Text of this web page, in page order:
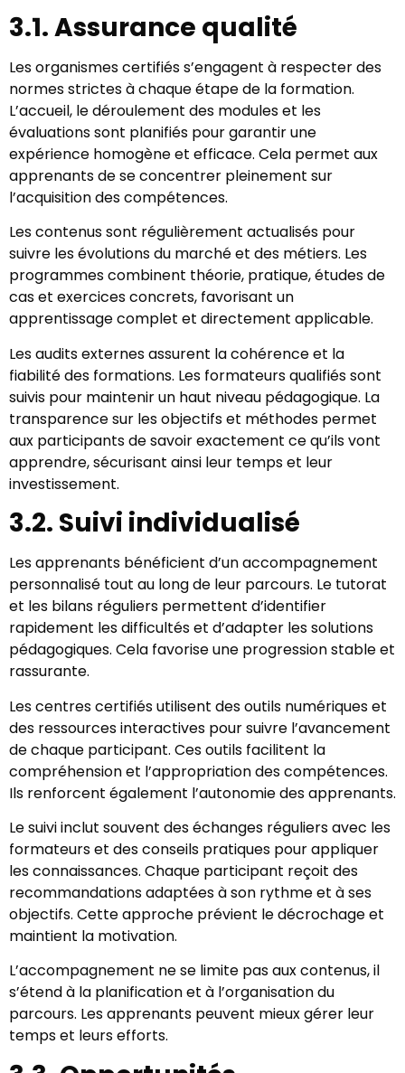
3.1. Assurance qualité
Les organismes certifiés s’engagent à respecter des
normes strictes à chaque étape de la formation.
L’accueil, le déroulement des modules et les
évaluations sont planifiés pour garantir une
expérience homogène et efficace. Cela permet aux
apprenants de se concentrer pleinement sur
l’acquisition des compétences.
Les contenus sont régulièrement actualisés pour
suivre les évolutions du marché et des métiers. Les
programmes combinent théorie, pratique, études de
cas et exercices concrets, favorisant un
apprentissage complet et directement applicable.
Les audits externes assurent la cohérence et la
fiabilité des formations. Les formateurs qualifiés sont
suivis pour maintenir un haut niveau pédagogique. La
transparence sur les objectifs et méthodes permet
aux participants de savoir exactement ce qu’ils vont
apprendre, sécurisant ainsi leur temps et leur
investissement.
3.2. Suivi individualisé
Les apprenants bénéficient d’un accompagnement
personnalisé tout au long de leur parcours. Le tutorat
et les bilans réguliers permettent d’identifier
rapidement les difficultés et d’adapter les solutions
pédagogiques. Cela favorise une progression stable et
rassurante.
Les centres certifiés utilisent des outils numériques et
des ressources interactives pour suivre l’avancement
de chaque participant. Ces outils facilitent la
compréhension et l’appropriation des compétences.
Ils renforcent également l’autonomie des apprenants.
Le suivi inclut souvent des échanges réguliers avec les
formateurs et des conseils pratiques pour appliquer
les connaissances. Chaque participant reçoit des
recommandations adaptées à son rythme et à ses
objectifs. Cette approche prévient le décrochage et
maintient la motivation.
L’accompagnement ne se limite pas aux contenus, il
s’étend à la planification et à l’organisation du
parcours. Les apprenants peuvent mieux gérer leur
temps et leurs efforts.